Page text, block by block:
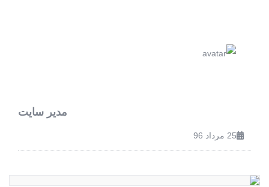
مدیر سایت
25 مرداد 96